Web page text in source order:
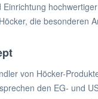
die besonderen
von Höcker-
den EG- und